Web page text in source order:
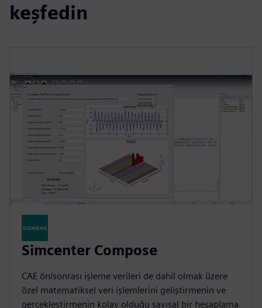
keşfedin
Simcenter Compose
CAE ön/sonrası işleme verileri de dahil olmak üzere
özel matematiksel veri işlemlerini geliştirmenin ve
gerçekleştirmenin kolay olduğu sayısal bir hesaplama